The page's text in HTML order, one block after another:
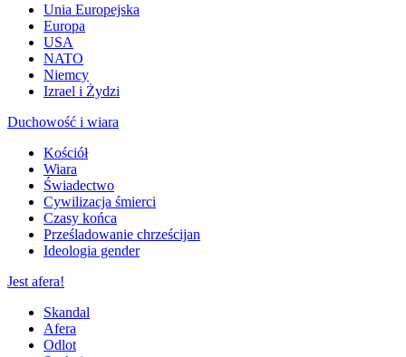
Unia Europejska
Europa
USA
NATO
Niemcy
Izrael i Żydzi
Duchowość i wiara
Kościół
Wiara
Świadectwo
Cywilizacja śmierci
Czasy końca
Prześladowanie chrześcijan
Ideologia gender
Jest afera!
Skandal
Afera
Odlot